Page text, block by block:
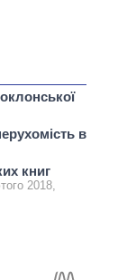
в
книг
2018,